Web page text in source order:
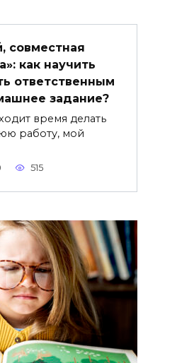
совместная
как научить
ответственным
задание?
время делать
работу, мой
515